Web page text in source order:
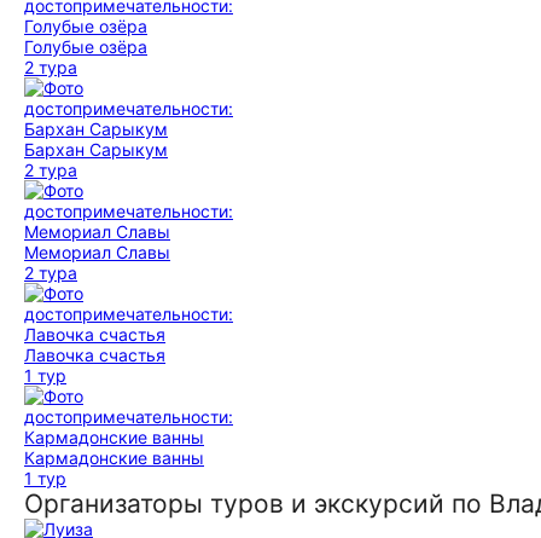
Голубые озёра
2 тура
Бархан Сарыкум
2 тура
Мемориал Славы
2 тура
Лавочка счастья
1 тур
Кармадонские ванны
1 тур
Организаторы туров и экскурсий по